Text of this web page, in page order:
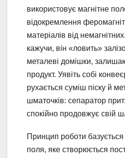
використовує магнітне
відокремлення
матеріалів від
кажучи, він «ловить»
металеві домішки,
продукт. Уявіть собі
рухається суміш піску й
шматочків: сепаратор
спокійно продовжує свій
Принцип роботи базується
поля, яке створюється